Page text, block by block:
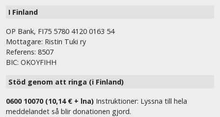
I Finland
OP Bank, FI75 5780 4120 0163 54
Mottagare: Ristin Tuki ry
Referens: 8507
BIC: OKOYFIHH
Stöd genom att ringa (i Finland)
0600 10070 (10,14 € + lna) Instruktioner: Lyssna till hela
meddelandet så blir donationen gjord.